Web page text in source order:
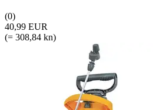
(0)
40,99 EUR
(= 308,84 kn)